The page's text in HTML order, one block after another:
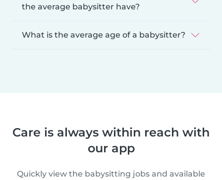
the average babysitter have?
What is the average age of a babysitter?
Care is always within reach with
our app
Quickly view the babysitting jobs and available